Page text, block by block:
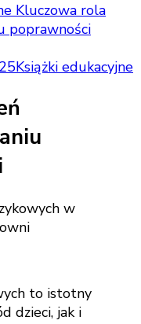
Kluczowa rola
poprawności
Książki edukacyjne
to istotny
dzieci, jak i